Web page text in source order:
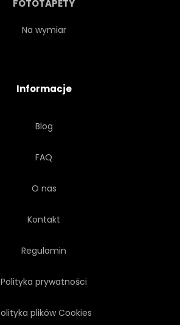
FOTOTAPETY
Na wymiar
Informacje
Blog
FAQ
O nas
Kontakt
Regulamin
Polityka prywatności
plików Cookies